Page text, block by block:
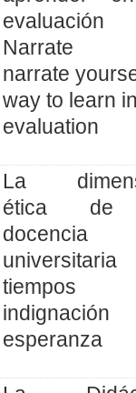
Narrate
narrate
way to learn
evaluation
La
ética
docencia
tiempos
esperanza